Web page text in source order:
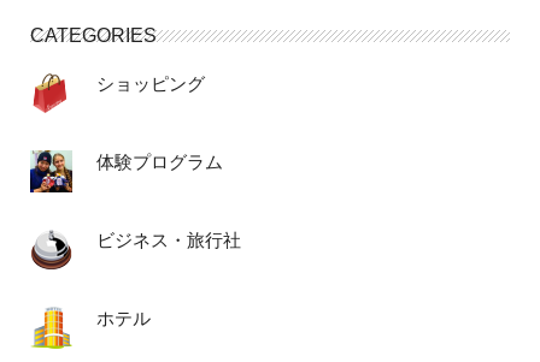
CATEGORIES
ショッピング
体験プログラム
ビジネス・旅行社
ホテル